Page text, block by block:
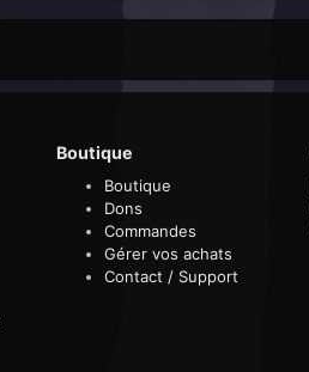
Boutique
Boutique
Dons
Commandes
Gérer vos achats
Contact / Support